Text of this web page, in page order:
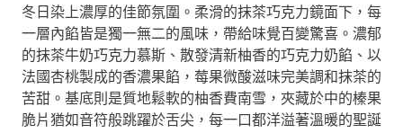
冬日染上濃厚的佳節氛圍。柔滑的抹茶巧克力鏡面下，每
一層內餡皆是獨一無二的風味，帶給味覺百變驚喜。濃郁
的抹茶牛奶巧克力慕斯、散發清新柚香的巧克力奶餡、以
法國杏桃製成的香濃果餡，莓果微酸滋味完美調和抹茶的
苦甜。基底則是質地鬆軟的柚香費南雪，夾藏於中的榛果
脆片猶如音符般跳躍於舌尖，每一口都洋溢著溫暖的聖誕